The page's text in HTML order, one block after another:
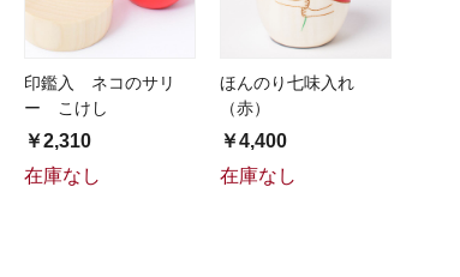
印鑑入 ネコのサリ
ー こけし
￥2,310
在庫なし
ほんのり七味入れ
（赤）
￥4,400
在庫なし